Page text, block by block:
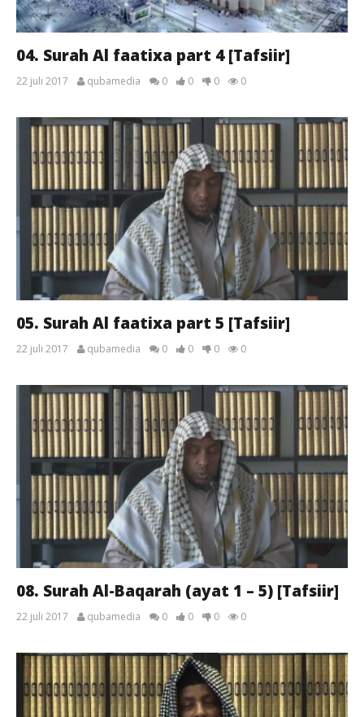
04. Surah Al faatixa part 4 [Tafsiir]
22 juli 2017 qubamedia 0 0 0 0
05. Surah Al faatixa part 5 [Tafsiir]
22 juli 2017 qubamedia 0 0 0 0
08. Surah Al-Baqarah (ayat 1 – 5) [Tafsiir]
22 juli 2017 qubamedia 0 0 0 0